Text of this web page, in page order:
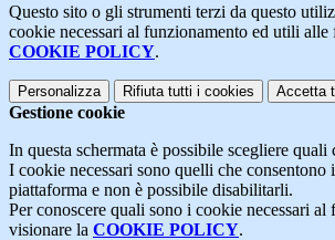
Questo sito o gli strumenti terzi da questo
cookie necessari al funzionamento ed utili
COOKIE POLICY.
Personalizza Rifiuta tutti i cookies Accetta
Gestione cookie
In questa schermata è possibile scegliere quali
I cookie necessari sono quelli che consentono
piattaforma e non è possibile disabilitarli.
Per conoscere quali sono i cookie necessari al
visionare la COOKIE POLICY.